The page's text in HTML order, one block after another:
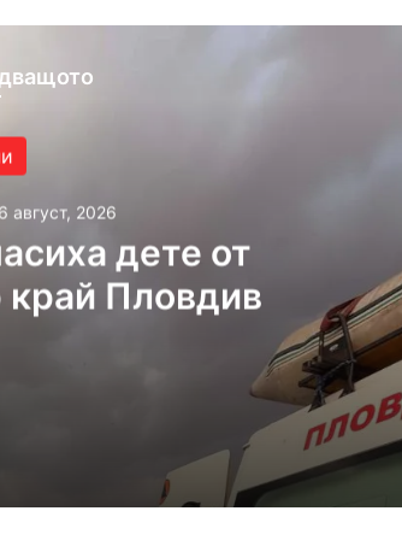
август, 2026
дете от
край Пловдив
Пожарникари спасиха дете от водите на язовир край Пловдив